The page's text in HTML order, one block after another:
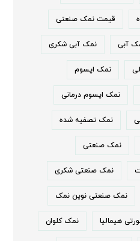
قیمت نمک صنعتی
آبی نمک آبی شکری
نمک اپسوم
نمک اپسوم درمانی
نمک تصفیه شده
نمک صنعتی
نمک صنعتی شکری
نمک صنعتی نوین نمک
هیمالیا نمک کلوان